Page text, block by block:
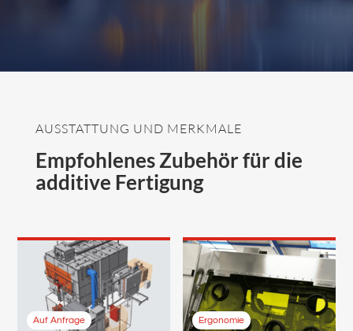
AUSSTATTUNG UND MERKMALE
Empfohlenes Zubehör für die
additive Fertigung
Auf Anfrage Ergonomie